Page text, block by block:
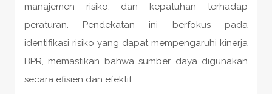
manajemen risiko, dan kepatuhan terhadap
peraturan. Pendekatan ini berfokus pada
identifikasi risiko yang dapat mempengaruhi kinerja
BPR, memastikan bahwa sumber daya digunakan
secara efisien dan efektif.